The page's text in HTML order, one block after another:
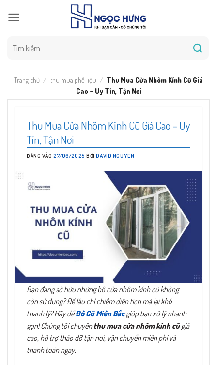
qua
kiếm:
Trang chủ / thu mua phế liệu / Thu Mua Cửa Nhôm Kính Cũ Giá
Cao – Uy Tín, Tận Nơi
Thu Mua Cửa Nhôm Kính Cũ Giá Cao – Uy
Tín, Tận Nơi
ĐĂNG VÀO27/06/2025 BỞIDAVID NGUYEN
Bạn đang sở hữu những bộ cửa nhôm kính cũ không
còn sử dụng? Để lâu chỉ chiếm diện tích mà lại khó
thanh lý? Hãy đểĐồ Cũ Miền Bắcgiúp bạn xử lý nhanh
gọn! Chúng tôi chuyênthu mua cửa nhôm kính cũgiá
cao, hỗ trợ tháo dỡ tận nơi, vận chuyển miễn phí và
thanh toán ngay.